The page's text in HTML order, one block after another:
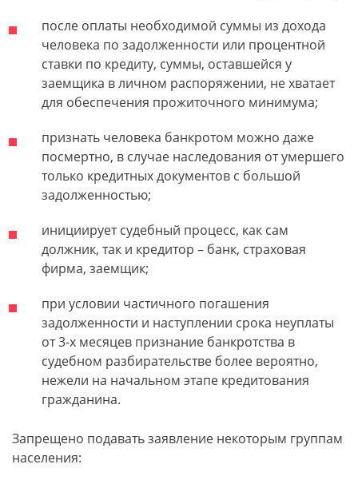
после оплаты необходимой суммы из дохода
человека по задолженности или процентной
ставки по кредиту, суммы, оставшейся у
заемщика в личном распоряжении, не хватает
для обеспечения прожиточного минимума;
признать человека банкротом можно даже
посмертно, в случае наследования от умершего
только кредитных документов с большой
задолженностью;
инициирует судебный процесс, как сам
должник, так и кредитор – банк, страховая
фирма, заемщик;
при условии частичного погашения
задолженности и наступлении срока неуплаты
от 3-х месяцев признание банкротства в
судебном разбирательстве более вероятно,
нежели на начальном этапе кредитования
гражданина.
Запрещено подавать заявление некоторым группам
населения: